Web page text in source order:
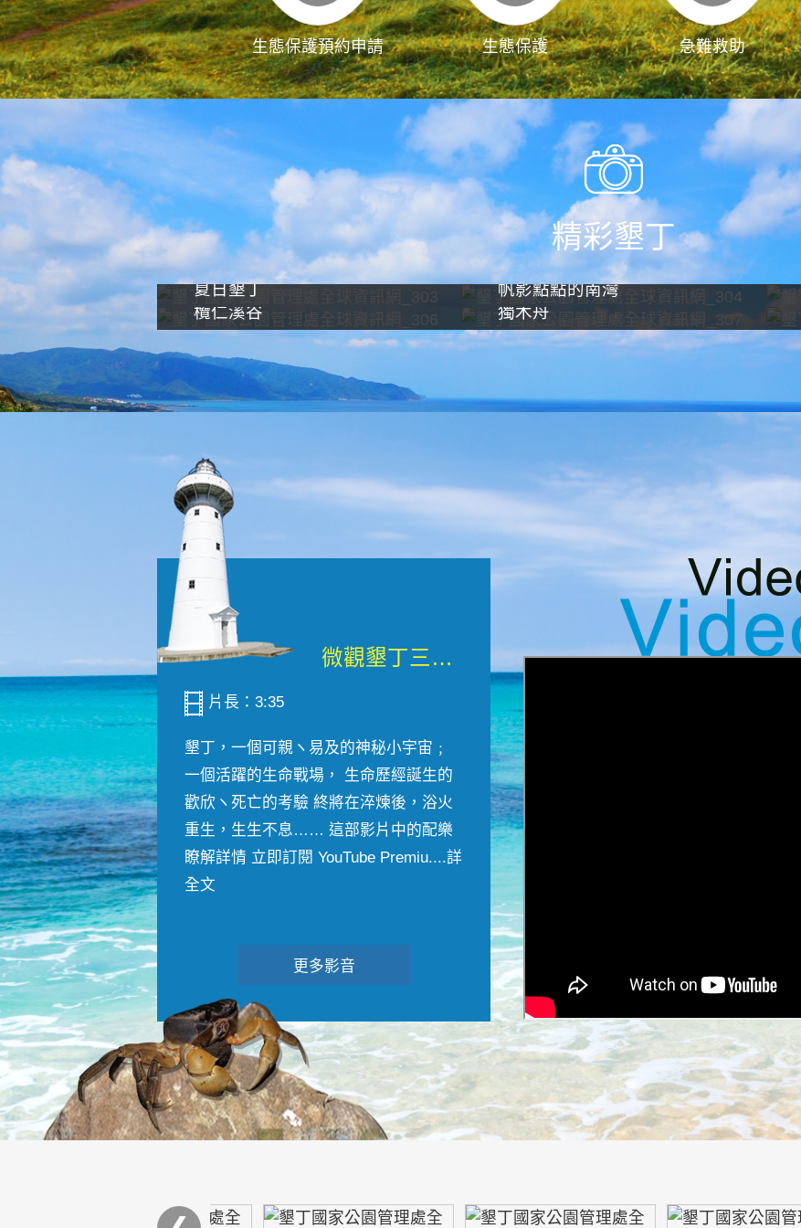
生態保護預約申請 生態保護 急難救助
精彩墾丁
夏日墾丁 帆影點點的南灣
欖仁溪谷
獨木舟
微觀墾丁三部曲 重生....
片長：3:35
墾丁，一個可親ヽ易及的神秘小宇宙﹔
一個活躍的生命戰場， 生命歷經誕生的
歡欣ヽ死亡的考驗 終將在淬煉後，浴火
重生，生生不息…… 這部影片中的配樂
瞭解詳情 立即訂閱 YouTube Premiu....詳
全文
更多影音